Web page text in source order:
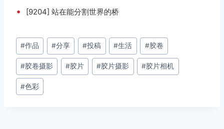
• [9204] 站在能分割世界的桥
文
章
标
签：
#作品 #分享 #投稿 #生活 #胶卷
#胶卷摄影 #胶片 #胶片摄影 #胶片相机
#色彩